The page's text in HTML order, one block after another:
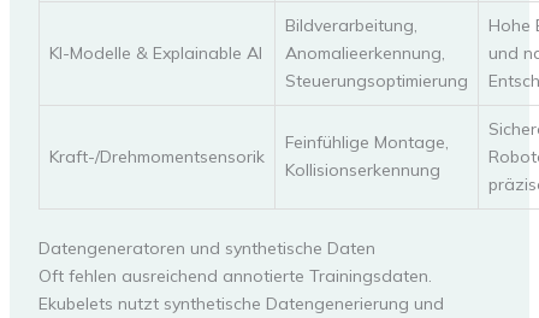
KI-Modelle & Explainable AI
Bildverarbeitung,
Anomalieerkennung,
Steuerungsoptimierung
Hohe
und
Kraft-/Drehmomentsensorik
Feinfühlige Montage,
Kollisionserkennung
Datengeneratoren und synthetische Daten
Oft fehlen ausreichend annotierte Trainingsdaten.
Ekubelets nutzt synthetische Datengenerierung und